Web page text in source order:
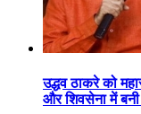
उद्धव ठाकरे को
और शिवसेना में